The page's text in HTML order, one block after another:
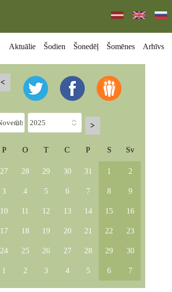
Aktuālie Šodien Šonedēļ Šomēnes Arhīvs
<
>
P O T C P S Sv
27 28 29 30 31 1 2
3 4 5 6 7 8 9
10 11 12 13 14 15 16
17 18 19 20 21 22 23
24 25 26 27 28 29 30
1 2 3 4 5 6 7